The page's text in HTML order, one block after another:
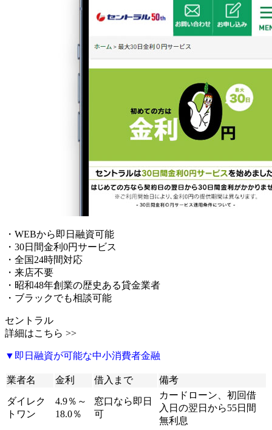
・WEBから即日融資可能
・30日間金利0円サービス
・全国24時間対応
・来店不要
・昭和48年創業の歴史ある貸金業者
・ブラックでも相談可能
セントラル
詳細はこちら >>
▼即日融資が可能な中小消費者金融
業者名 金利 借入まで 備考
ダイレク
トワン
4.9％～
18.0％
窓口なら即日
可
カードローン、初回借
入日の翌日から55日間
無利息